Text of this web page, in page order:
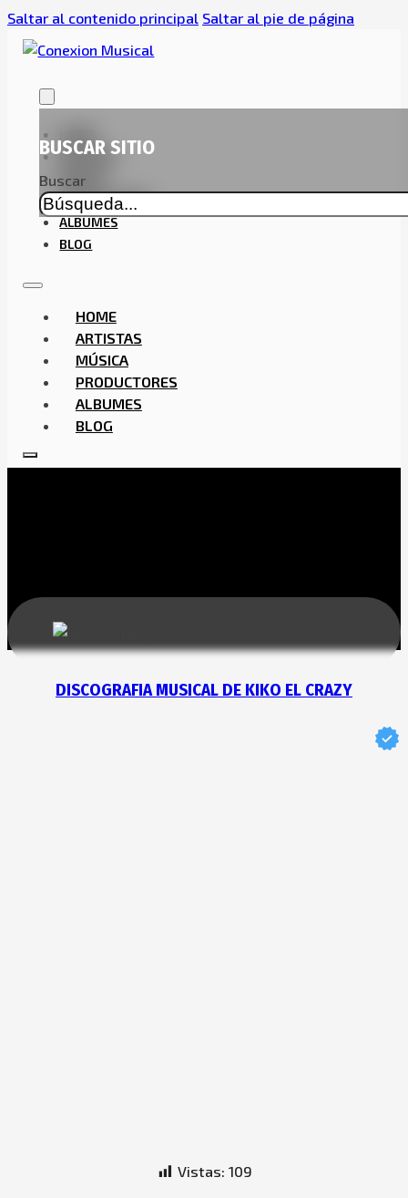
Saltar al contenido principal Saltar al pie de página
BUSCAR SITIO
Buscar
ARTISTAS
MÚSICA
PRODUCTORES
ALBUMES
BLOG
HOME
ARTISTAS
MÚSICA
PRODUCTORES
ALBUMES
BLOG
DISCOGRAFIA MUSICAL DE KIKO EL CRAZY
Vistas: 109